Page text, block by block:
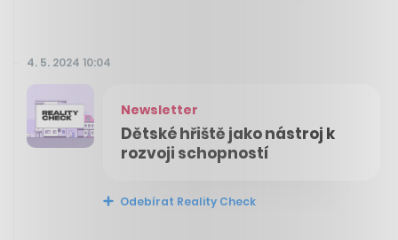
4. 5. 2024 10:04
Newsletter
Dětské hřiště jako nástroj k
rozvoji schopností
Odebírat Reality Check